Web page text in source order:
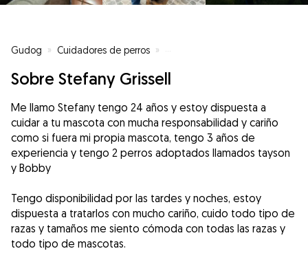
Gudog » Cuidadores de perros » Cuidadores de perros en
Sobre Stefany Grissell
Me llamo Stefany tengo 24 años y estoy dispuesta a
cuidar a tu mascota con mucha responsabilidad y cariño
como si fuera mi propia mascota, tengo 3 años de
experiencia y tengo 2 perros adoptados llamados tayson
y Bobby
Tengo disponibilidad por las tardes y noches, estoy
dispuesta a tratarlos con mucho cariño, cuido todo tipo de
razas y tamaños me siento cómoda con todas las razas y
todo tipo de mascotas.